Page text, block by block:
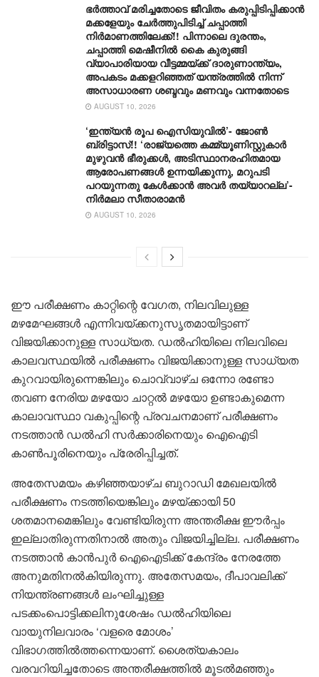
ഭർത്താവ് മരിച്ചതോടെ ജീവിതം കരുപ്പിടിപ്പിക്കാൻ
മക്കളേയും ചേർത്തുപിടിച്ച് ചപ്പാത്തി
നിർമാണത്തിലേക്ക്!! പിന്നാലെ ദുരന്തം,
ചപ്പാത്തി മെഷീനിൽ കൈ കുരുങ്ങി
വ്യാപാരിയായ വീട്ടമ്മയ്ക്ക് ദാരുണാന്ത്യം,
അപകടം മക്കളറിഞ്ഞത് യന്ത്രത്തിൽ നിന്ന്
അസാധാരണ ശബ്ദവും മണവും വന്നതോടെ
AUGUST 10, 2026
‘ഇന്ത്യൻ രൂപ ഐസിയുവിൽ’- ജോൺ
ബ്രിട്ടാസ്!! ‘രാജ്യത്തെ കമ്മ്യൂണിസ്റ്റുകാർ
മുഴുവൻ ഭീരുക്കൾ, അടിസ്ഥാനരഹിതമായ
ആരോപണങ്ങൾ ഉന്നയിക്കുന്നു, മറുപടി
പറയുന്നതു കേൾക്കാൻ അവർ തയ്യാറല്ല’-
നിർമലാ സീതാരാമൻ
AUGUST 10, 2026
ഈ പരീക്ഷണം കാറ്റിന്റെ വേഗത, നിലവിലുള്ള
മഴമേഘങ്ങൾ എന്നിവയ്ക്കനുസൃതമായിട്ടാണ്
വിജയിക്കാനുള്ള സാധ്യത. ഡൽഹിയിലെ നിലവിലെ
കാലവസ്ഥയിൽ പരീക്ഷണം വിജയിക്കാനുള്ള സാധ്യത
കുറവായിരുന്നെങ്കിലും ചൊവ്വാഴ്ച ഒന്നോ രണ്ടോ
തവണ നേരിയ മഴയോ ചാറ്റൽ മഴയോ ഉണ്ടാകുമെന്ന
കാലാവസ്ഥാ വകുപ്പിന്റെ പ്രവചനമാണ് പരീക്ഷണം
നടത്താൻ ഡൽഹി സർക്കാരിനെയും ഐഐടി
കാൺപൂരിനെയും പ്രേരിപ്പിച്ചത്.
അതേസമയം കഴിഞ്ഞയാഴ്ച ബുറാഡി മേഖലയിൽ
പരീക്ഷണം നടത്തിയെങ്കിലും മഴയ്ക്കായി 50
ശതമാനമെങ്കിലും വേണ്ടിയിരുന്ന അന്തരീക്ഷ ഈർപ്പം
ഇല്ലാതിരുന്നതിനാൽ അതും വിജയിച്ചില്ല. പരീക്ഷണം
നടത്താൻ കാൻപുർ ഐഐടിക്ക് കേന്ദ്രം നേരത്തേ
അനുമതിനൽകിയിരുന്നു. അതേസമയം, ദീപാവലിക്ക്
നിയന്ത്രണങ്ങൾ ലംഘിച്ചുള്ള
പടക്കംപൊട്ടിക്കലിനുശേഷം ഡൽഹിയിലെ
വായുനിലവാരം ‘വളരെ മോശം’
വിഭാഗത്തിൽത്തന്നെയാണ്. ശൈത്യകാലം
വരവറിയിച്ചതോടെ അന്തരീക്ഷത്തിൽ മൂടൽമഞ്ഞും